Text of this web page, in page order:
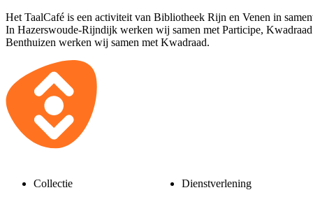
Het TaalCafé is een activiteit van Bibliotheek Rijn en Venen in
In Hazerswoude-Rijndijk werken wij samen met Participe,
Benthuizen werken wij samen met Kwadraad.
Collectie Dienstverlening